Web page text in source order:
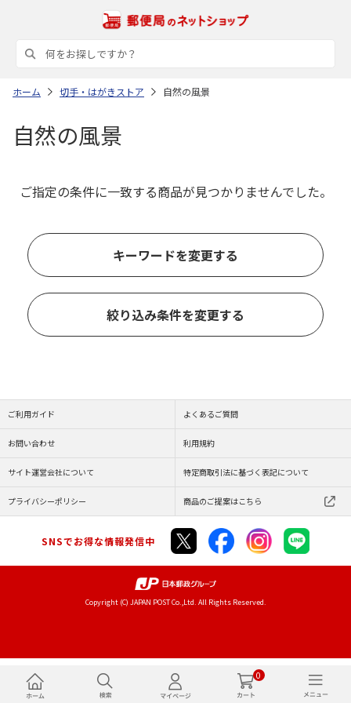
0
ホーム 切手・はがきストア 自然の風景
自然の風景
ご指定の条件に一致する商品が見つかりませんでした。
キーワードを変更する
絞り込み条件を変更する
ご利用ガイド よくあるご質問
お問い合わせ 利用規約
サイト運営会社について 特定商取引法に基づく表記について
プライバシーポリシー 商品のご提案はこちら
SNSでお得な情報発信中
Copyright (C) JAPAN POST Co.,Ltd. All Rights Reserved.